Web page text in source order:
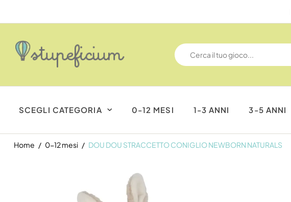
SCEGLI CATEGORIA 0-12 MESI 1-3 ANNI 3-5 ANNI
Home 0-12 mesi DOU DOU STRACCETTO CONIGLIO NEWBORN NATURALS